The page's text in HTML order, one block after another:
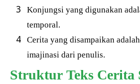
Konjungsi yang digunakan
temporal.
Cerita yang disampaikan
imajinasi dari penulis.
Struktur Teks Cerita